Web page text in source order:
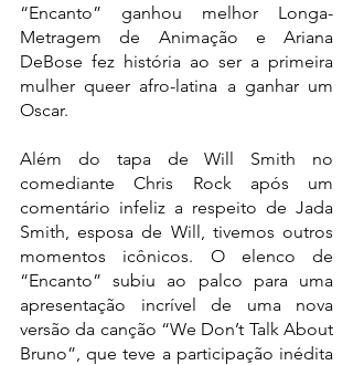
“Encanto” ganhou melhor Longa-
Metragem de Animação e Ariana
DeBose fez história ao ser a primeira
mulher queer afro-latina a ganhar um
Oscar.
Além do tapa de Will Smith no
comediante Chris Rock após um
comentário infeliz a respeito de Jada
Smith, esposa de Will, tivemos outros
momentos icônicos. O elenco de
“Encanto” subiu ao palco para uma
apresentação incrível de uma nova
versão da canção “We Don’t Talk About
Bruno”, que teve a participação inédita